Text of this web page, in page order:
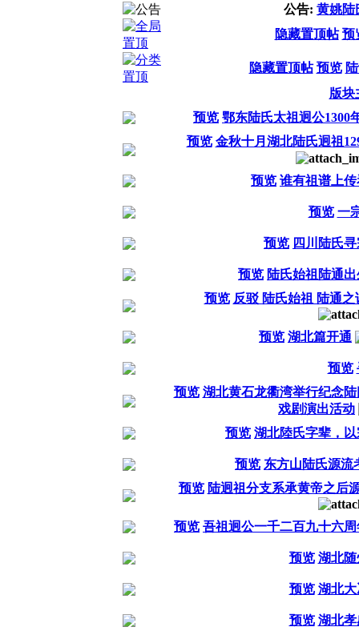
公告: 黄姚陆
隐藏置顶帖 预
隐藏置顶帖 预览
版块
预览 鄂东陆氏太祖迥公1300
预览 金秋十月湖北陆氏迥祖
预览 谁有祖谱上
预览 一
预览 四川陆氏
预览 陆氏始祖陆通
预览 反驳 陆氏始祖 陆通
预览 湖北篇开通
预览
预览 湖北黄石龙衢湾举行纪念
戏剧演出活动
预览 湖北陸氏字辈，
预览 东方山陆氏源流
预览 陆迥祖分支系承黄帝之后
预览 吾祖迥公一千二百九十六
预览 湖北
预览 湖北
预览 湖北